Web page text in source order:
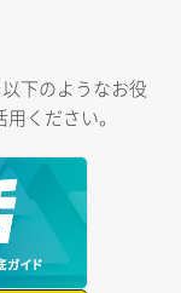
下のようなお役
ください。